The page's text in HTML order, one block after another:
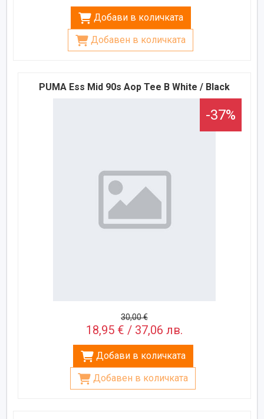
Добави в количката
Добавен в количката
PUMA Ess Mid 90s Aop Tee B White / Black
-37%
30,00 €
18,95 € / 37,06 лв.
Добави в количката
Добавен в количката